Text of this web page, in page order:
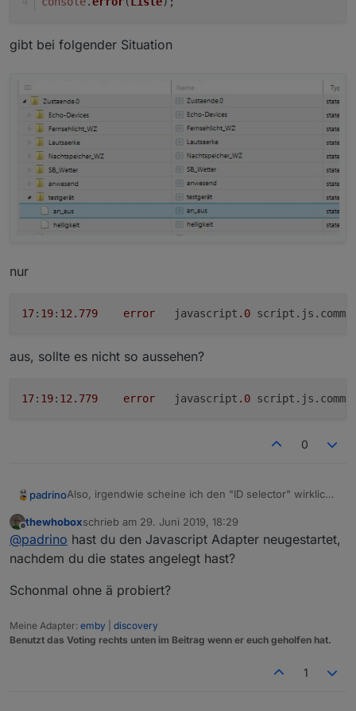
gibt bei folgender Situation
nur
17: 19: 12.779 error
	javascript
.0
aus, sollte es nicht so aussehen?
17: 19: 12.779 error
	javascript
.0
0
padrinoAlso, irgendwie scheine ich den "ID selector" wirklich
Meins Skript
Liste =
gibt bei folgender Situation
Offline
thewhoboxschrieb am 29. Juni 2019, 18:29
zuletzt editiert von
@padrino hast du den Javascript Adapter neugestartet,
nachdem du die states angelegt hast?
Schonmal ohne ä probiert?
Meine Adapter: emby
discovery
Benutzt das Voting rechts unten im Beitrag wenn er euch geholfen hat.
1